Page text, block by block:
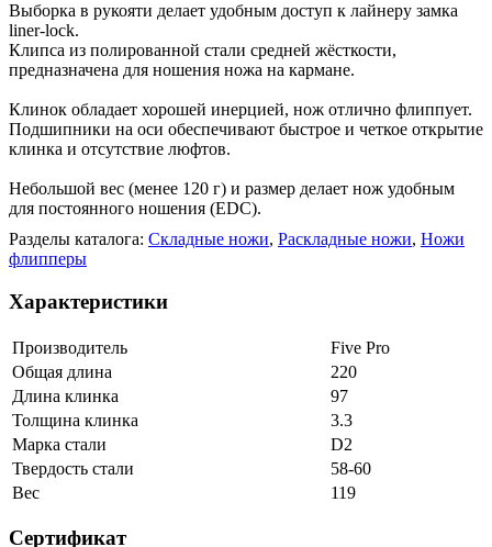
Выборка в рукояти делает удобным доступ к лайнеру замка
liner-lock.
Клипса из полированной стали средней жёсткости,
предназначена для ношения ножа на кармане.
Клинок обладает хорошей инерцией, нож отлично флиппует.
Подшипники на оси обеспечивают быстрое и четкое открытие
клинка и отсутствие люфтов.
Небольшой вес (менее 120 г) и размер делает нож удобным
для постоянного ношения (EDC).
Разделы каталога: Складные ножи, Раскладные ножи, Ножи
флипперы
Характеристики
Производитель
Five Pro
Общая длина
220
Длина клинка
97
Толщина клинка
3.3
Марка стали
D2
Твердость стали
58-60
Вес
119
Сертификат